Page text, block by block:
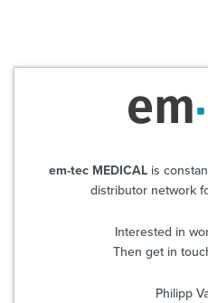
em-tec MEDICAL is
distributor network
Interested in
Then get in
Philipp